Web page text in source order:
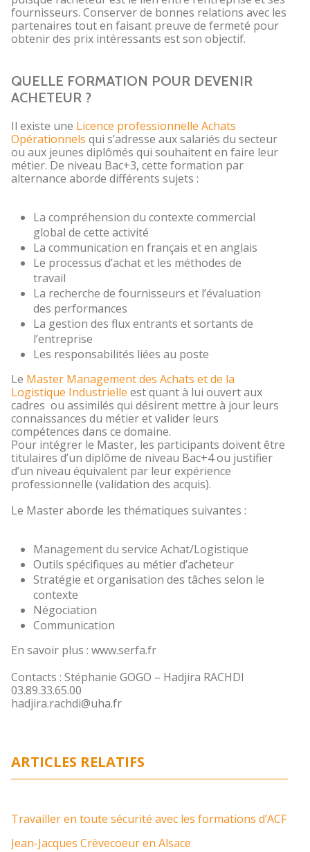
fournisseurs. Conserver de bonnes relations avec les
partenaires tout en faisant preuve de fermeté pour
obtenir des prix intéressants est son objectif.
QUELLE FORMATION POUR DEVENIR
ACHETEUR ?
Il existe une Licence professionnelle Achats
Opérationnels qui s’adresse aux salariés du secteur
ou aux jeunes diplômés qui souhaitent en faire leur
métier. De niveau Bac+3, cette formation par
alternance aborde différents sujets :
La compréhension du contexte commercial
global de cette activité
La communication en français et en anglais
Le processus d’achat et les méthodes de
travail
La recherche de fournisseurs et l’évaluation
des performances
La gestion des flux entrants et sortants de
l’entreprise
Les responsabilités liées au poste
Le Master Management des Achats et de la
Logistique Industrielle est quant à lui ouvert aux
cadres ou assimilés qui désirent mettre à jour leurs
connaissances du métier et valider leurs
compétences dans ce domaine.
Pour intégrer le Master, les participants doivent être
titulaires d’un diplôme de niveau Bac+4 ou justifier
d’un niveau équivalent par leur expérience
professionnelle (validation des acquis).
Le Master aborde les thématiques suivantes :
Management du service Achat/Logistique
Outils spécifiques au métier d’acheteur
Stratégie et organisation des tâches selon le
contexte
Négociation
Communication
En savoir plus : www.serfa.fr
Contacts : Stéphanie GOGO – Hadjira RACHDI
03.89.33.65.00
hadjira.rachdi@uha.fr
ARTICLES RELATIFS
Travailler en toute sécurité avec les formations d’ACF
Jean-Jacques Crèvecoeur en Alsace